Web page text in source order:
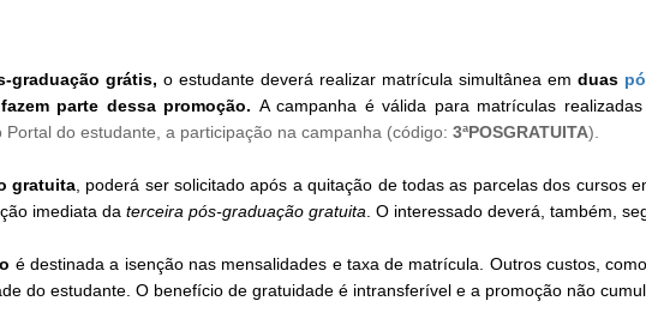
graduação grátis,o estudante deverá realizar matrícula simultânea em duas
parte dessa promoção. A campanha é válida para matrículas
do estudante, a participação na campanha (código: 3ªPOSGRATUITA).
gratuita, poderá ser solicitado após a quitação de todas as parcelas dos cursos
imediata da terceira pós-graduação gratuita . O interessado deverá, também,
é destinada a isenção nas mensalidades e taxa de matrícula. Outros custos,
do estudante. O benefício de gratuidade é intransferível e a promoção não